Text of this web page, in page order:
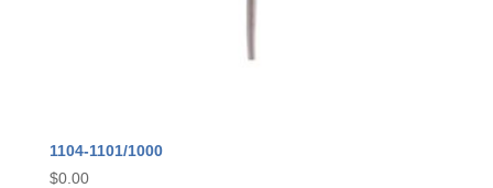
1104-1101/1000
$0.00